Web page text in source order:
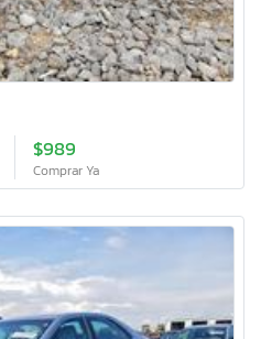
$989
Comprar Ya